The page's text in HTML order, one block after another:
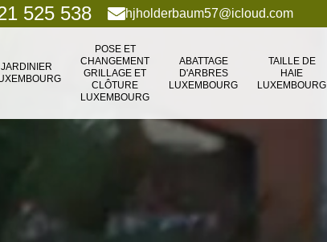
525 538 hjholderbaum57@icloud.com
JARDINIER
POSE ET
CHANGEMENT
GRILLAGE ET
CLÔTURE
LUXEMBOURG
ABATTAGE
D'ARBRES
LUXEMBOURG
TAILLE DE
HAIE
LUXEMBOURG